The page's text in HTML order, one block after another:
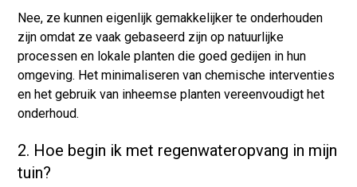
Nee, ze kunnen eigenlijk gemakkelijker te onderhouden
zijn omdat ze vaak gebaseerd zijn op natuurlijke
processen en lokale planten die goed gedijen in hun
omgeving. Het minimaliseren van chemische interventies
en het gebruik van inheemse planten vereenvoudigt het
onderhoud.
2. Hoe begin ik met regenwateropvang in mijn
tuin?